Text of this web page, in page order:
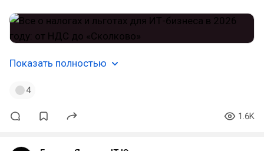
Показать полностью
4
1.6K